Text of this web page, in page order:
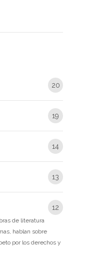
20
19
14
13
12
de literatura
hablan sobre
por los derechos y